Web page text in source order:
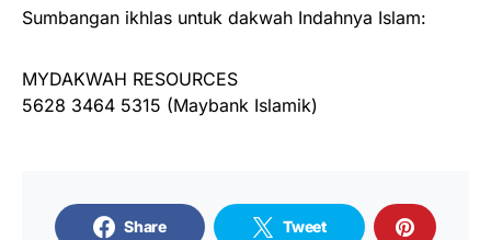
Sumbangan ikhlas untuk dakwah Indahnya Islam:
MYDAKWAH RESOURCES
5628 3464 5315 (Maybank Islamik)
Share Tweet